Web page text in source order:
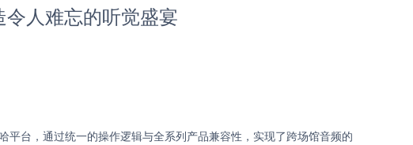
令人难忘的听觉盛宴
台，通过统一的操作逻辑与全系列产品兼容性，实现了跨场馆音频的